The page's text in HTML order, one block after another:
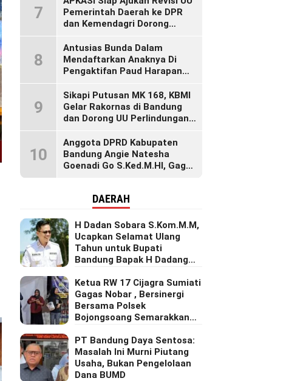
Generasi Muda
7
Pemerintah Daerah ke DPR
dan Kemendagri Dorong
Daerah
8
Antusias Bunda Dalam
Mendaftarkan Anaknya Di
Pengaktifan Paud Harapan
9
Sikapi Putusan MK 168, KBMI
Gelar Rakornas di Bandung
dan Dorong UU Perlindungan
10
Anggota DPRD Kabupaten
Bandung Angie Natesha
Goenadi Go S.Ked.M.HI, Gagas
DAERAH
H Dadan Sobara S.Kom.M.M,
Ucapkan Selamat Ulang
Tahun untuk Bupati
Bandung Bapak H Dadang
Ketua RW 17 Cijagra Sumiati
Gagas Nobar , Bersinergi
Bersama Polsek
Bojongsoang Semarakkan
PT Bandung Daya Sentosa:
Masalah Ini Murni Piutang
Usaha, Bukan Pengelolaan
Dana BUMD